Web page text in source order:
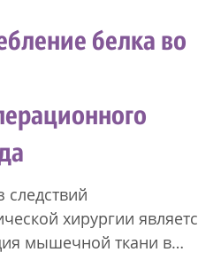
белка во
следствий